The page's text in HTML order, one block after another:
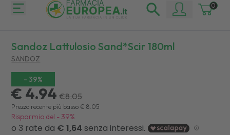
0
Sandoz Lattulosio Sand*scir 180ml
SANDOZ
- 39%
€ 4.94 €8.05
Prezzo recente più basso € 8.05
Risparmio del - 39%